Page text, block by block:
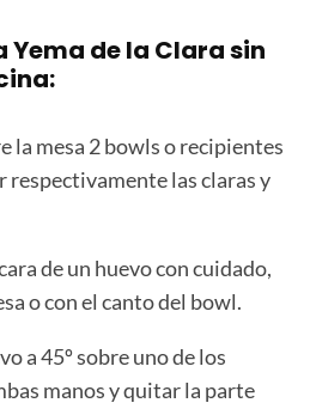
Yema de la Clara sin
la mesa 2 bowls o recipientes
respectivamente las claras y
de un huevo con cuidado,
o con el canto del bowl.
a 45º sobre uno de los
manos y quitar la parte